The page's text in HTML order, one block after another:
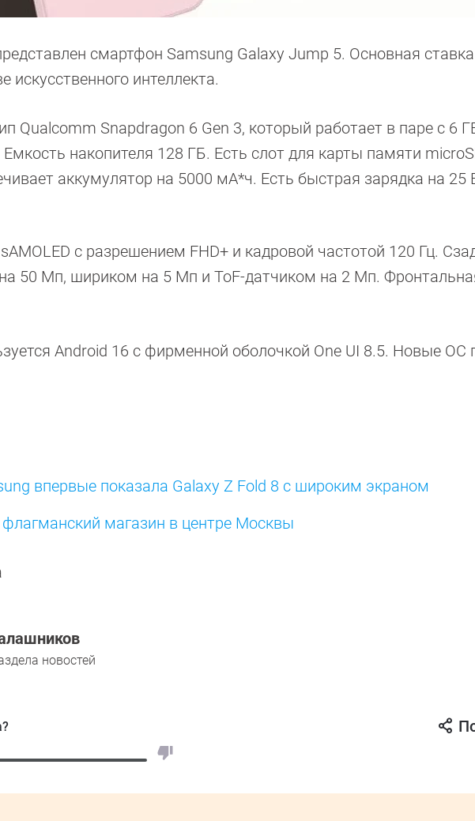
смартфон Samsung Galaxy Jump 5. Основная
искусственного интеллекта.
Qualcomm Snapdragon 6 Gen 3, который работает в паре с 6
накопителя 128 ГБ. Есть слот для карты памяти
аккумулятор на 5000 мА*ч. Есть быстрая зарядка на 25
с разрешением FHD+ и кадровой частотой 120 Гц.
50 Мп, шириком на 5 Мп и ToF-датчиком на 2 Мп.
Android 16 с фирменной оболочкой One UI 8.5. Новые ОС
впервые показала Galaxy Z Fold 8 с широким экраном
магазин в центре Москвы
новостей